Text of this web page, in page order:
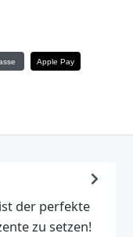
Apple Pay
der perfekte
zu setzen!